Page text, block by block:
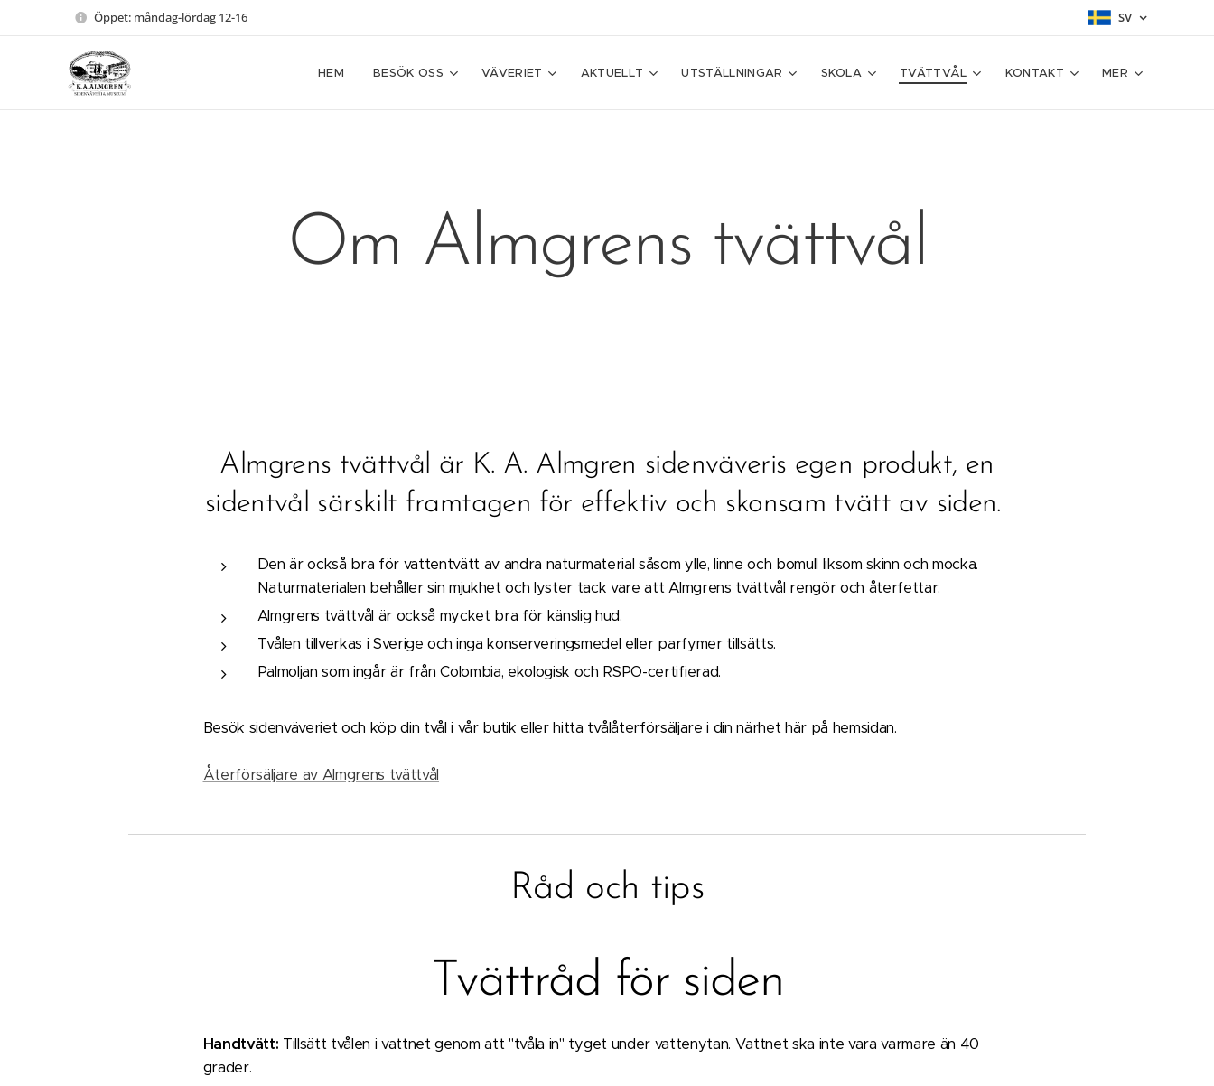
Öppet: måndag-lördag 12-16 SV
HEM BESÖK OSS VÄVERIET AKTUELLT UTSTÄLLNINGAR SKOLA TVÄTTVÅL KONTAKT MER
Om Almgrens tvättvål
Almgrens tvättvål är K. A. Almgren sidenväveris egen produkt, en
sidentvål särskilt framtagen för effektiv och skonsam tvätt av siden.
Den är också bra för vattentvätt av andra naturmaterial såsom ylle, linne och bomull liksom skinn och mocka.
Naturmaterialen behåller sin mjukhet och lyster tack vare att Almgrens tvättvål rengör och återfettar.
Almgrens tvättvål är också mycket bra för känslig hud.
Tvålen tillverkas i Sverige och inga konserveringsmedel eller parfymer tillsätts.
Palmoljan som ingår är från Colombia, ekologisk och RSPO-certifierad.
Besök sidenväveriet och köp din tvål i vår butik eller hitta tvålåterförsäljare i din närhet här på hemsidan.
Återförsäljare av Almgrens tvättvål
Råd och tips
Tvättråd för siden
Handtvätt: Tillsätt tvålen i vattnet genom att "tvåla in" tyget under vattenytan. Vattnet ska inte vara varmare än 40
grader.